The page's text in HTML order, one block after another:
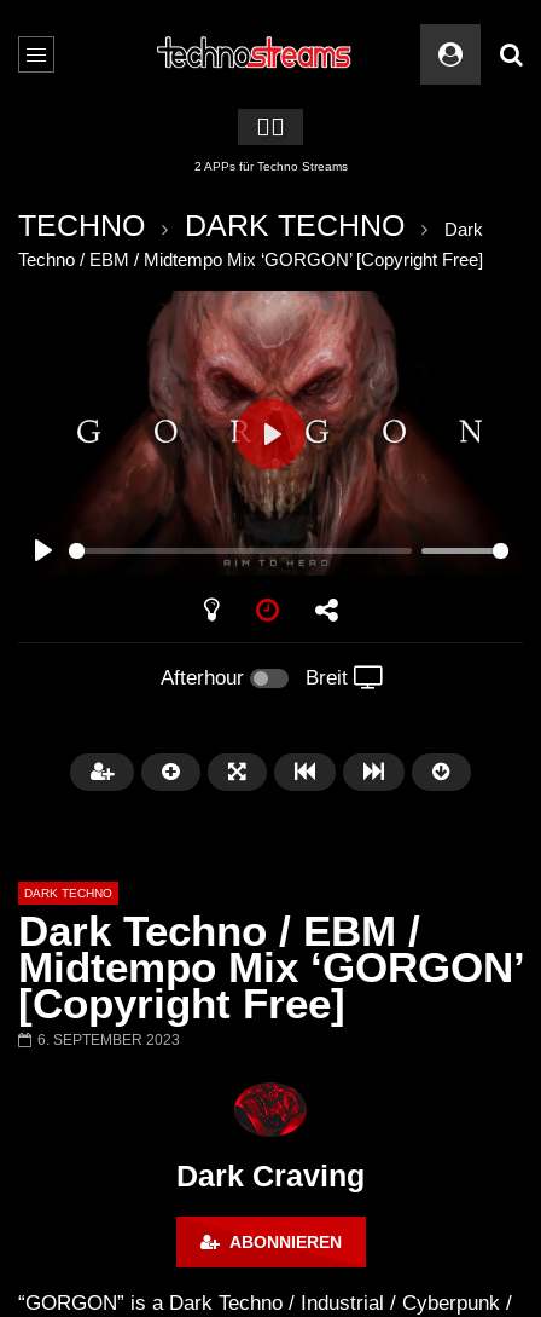
🏳️‍🌈
2 APPs für Techno Streams
TECHNO DARK TECHNO
Dark
Techno / EBM / Midtempo Mix ‘GORGON’ [Copyright Free]
PLAY
Afterhour Breit
Später
01:29:06
DARK TECHNO
Dark Techno / EBM /
Midtempo Mix ‘GORGON’
[Copyright Free]
6. SEPTEMBER 2023
Dark Craving
ABONNIEREN
“GORGON” is a Dark Techno / Industrial / Cyberpunk /